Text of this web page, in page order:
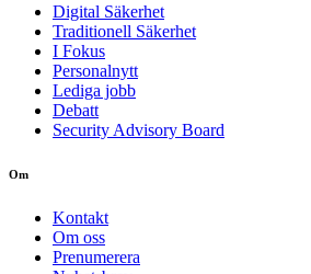
Digital Säkerhet
Traditionell Säkerhet
I Fokus
Personalnytt
Lediga jobb
Debatt
Security Advisory Board
Om
Kontakt
Om oss
Prenumerera